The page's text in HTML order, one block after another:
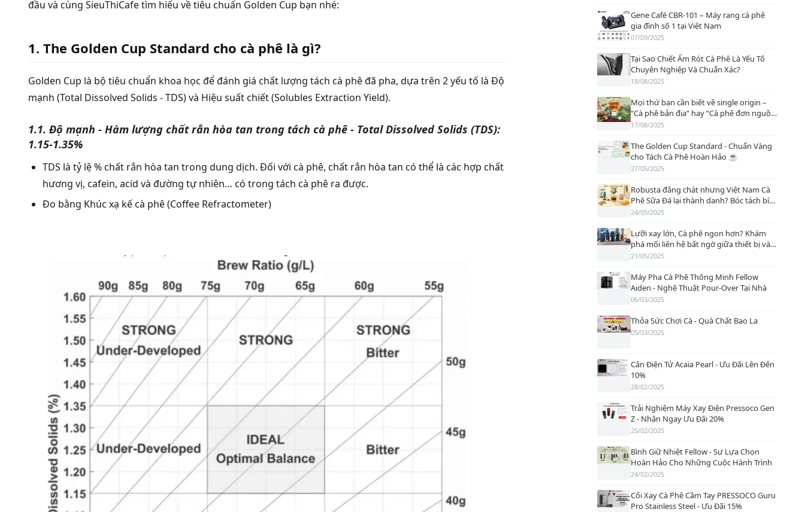
đầu và cùng SieuThiCafe tìm hiểu về tiêu chuẩn Golden Cup bạn nhé:
1. The Golden Cup Standard cho cà phê là gì?
Golden Cup là bộ tiêu chuẩn khoa học để đánh giá chất lượng tách cà phê đã pha, dựa trên 2 yếu tố là Độ
mạnh (Total Dissolved Solids - TDS) và Hiệu suất chiết (Solubles Extraction Yield).
1.1. Độ mạnh - Hàm lượng chất rắn hòa tan trong tách cà phê - Total Dissolved Solids (TDS):
1.15-1.35%
TDS là tỷ lệ % chất rắn hòa tan trong dung dịch. Đối với cà phê, chất rắn hòa tan có thể là các hợp chất
hương vị, cafein, acid và đường tự nhiên… có trong tách cà phê ra được.
Đo bằng Khúc xạ kế cà phê (Coffee Refractometer)
Gene Café CBR-101 – Máy rang cà phê
gia đình số 1 tại Việt Nam
07/09/2025
Tại Sao Chiết Ấm Rót Cà Phê Là Yếu Tố
Chuyên Nghiệp Và Chuẩn Xác?
18/08/2025
Mọi thứ bạn cần biết về single origin –
“Cà phê bản địa” hay “Cà phê đơn nguồn
gốc
17/08/2025
The Golden Cup Standard - Chuẩn Vàng
cho Tách Cà Phê Hoàn Hảo ☕
27/05/2025
Robusta đắng chát nhưng Việt Nam Cà
Phê Sữa Đá lại thành danh? Bóc tách bí
mật ẩn sau
24/05/2025
Lưỡi xay lớn, Cà phê ngon hơn? Khám
phá mối liên hệ bất ngờ giữa thiết bị và
hương vị!
21/05/2025
Máy Pha Cà Phê Thông Minh Fellow
Aiden - Nghệ Thuật Pour-Over Tại Nhà
06/03/2025
Thỏa Sức Chơi Cà - Quà Chất Bao La
05/03/2025
Cân Điện Tử Acaia Pearl - Ưu Đãi Lên Đến
10%
28/02/2025
Trải Nghiệm Máy Xay Điện Pressoco Gen
Z - Nhận Ngay Ưu Đãi 20%
25/02/2025
Bình Giữ Nhiệt Fellow - Sự Lựa Chọn
Hoàn Hảo Cho Những Cuộc Hành Trình
24/02/2025
Cối Xay Cà Phê Cầm Tay PRESSOCO Guru
Pro Stainless Steel - Ưu Đãi 15%